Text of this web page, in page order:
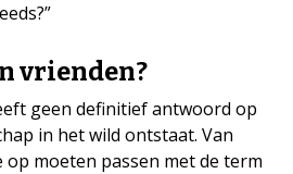
vrienden?
geen definitief antwoord op
in het wild ontstaat. Van
op moeten passen met de term